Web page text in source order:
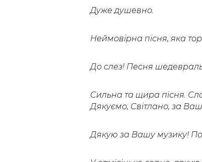
Дуже душевно.
Неймовірна пісня, яка
До слез! Песня
Сильна та щира пісня.
Дякуємо, Світлано, за
Дякую за Вашу музику!